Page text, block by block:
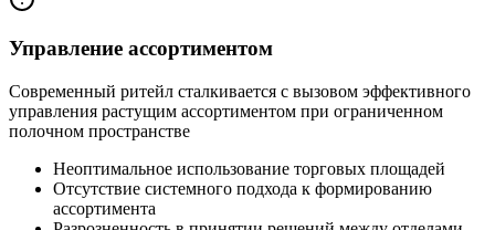
Управление ассортиментом
Современный ритейл сталкивается с вызовом эффективного
управления растущим ассортиментом при ограниченном
полочном пространстве
Неоптимальное использование торговых площадей
Отсутствие системного подхода к формированию
ассортимента